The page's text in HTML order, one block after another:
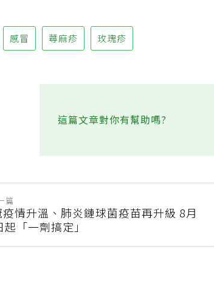
感冒 蕁麻疹 玫瑰疹
這篇文章對你有幫助嗎?
篇
疫情升溫、肺炎鏈球菌疫苗再升級 8月
起「一劑搞定」